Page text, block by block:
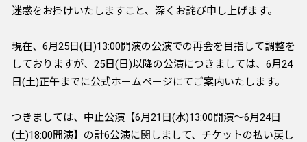
迷惑をお掛けいたしますこと、深くお詫び申し上げます。
現在、6月25日(日)13:00開演の公演での再会を目指して調整を
しておりますが、25日(日)以降の公演につきましては、6月24
日(土)正午までに公式ホームページにてご案内いたします。
つきましては、中止公演【6月21日(水)13:00開演～6月24日
(土)18:00開演】の計6公演に関しまして、チケットの払い戻し